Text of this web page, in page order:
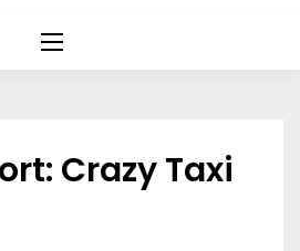
Crazy Taxi